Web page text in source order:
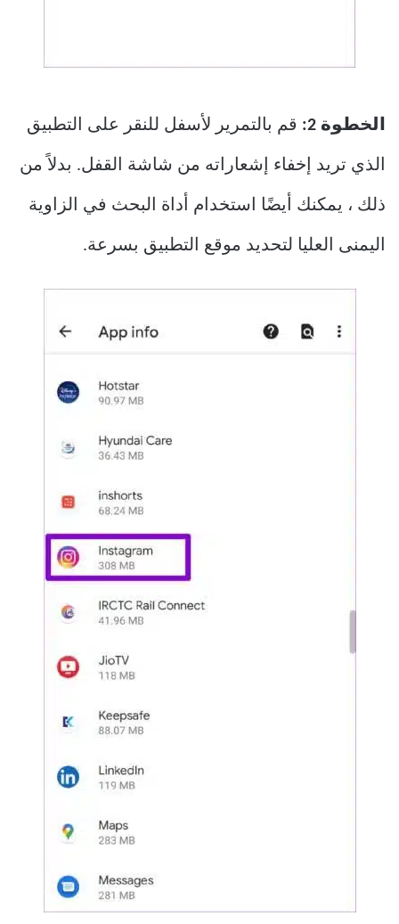
الخطوة 2: قم بالتمرير لأسفل للنقر على التطبيق
الذي تريد إخفاء إشعاراته من شاشة القفل. بدلاً من
ذلك ، يمكنك أيضًا استخدام أداة البحث في الزاوية
اليمنى العليا لتحديد موقع التطبيق بسرعة.